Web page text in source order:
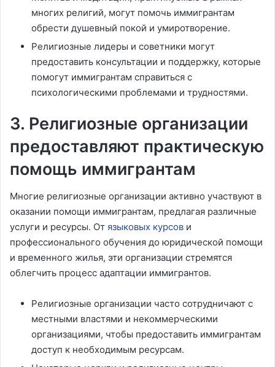
многих религий, могут помочь иммигрантам
обрести душевный покой и умиротворение.
Религиозные лидеры и советники могут
предоставить консультации и поддержку, которые
помогут иммигрантам справиться с
психологическими проблемами и трудностями.
3. Религиозные организации
предоставляют практическую
помощь иммигрантам
Многие религиозные организации активно участвуют в
оказании помощи иммигрантам, предлагая различные
услуги и ресурсы. От языковых курсов и
профессионального обучения до юридической помощи
и временного жилья, эти организации стремятся
облегчить процесс адаптации иммигрантов.
Религиозные организации часто сотрудничают с
местными властями и некоммерческими
организациями, чтобы предоставить иммигрантам
доступ к необходимым ресурсам.